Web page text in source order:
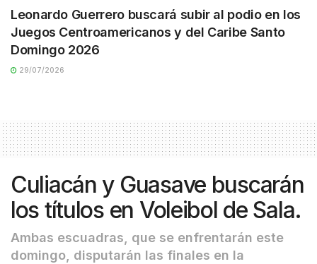
Leonardo Guerrero buscará subir al podio en los
Juegos Centroamericanos y del Caribe Santo
Domingo 2026
29/07/2026
Culiacán y Guasave buscarán
los títulos en Voleibol de Sala.
Ambas escuadras, que se enfrentarán este
domingo, disputarán las finales en la